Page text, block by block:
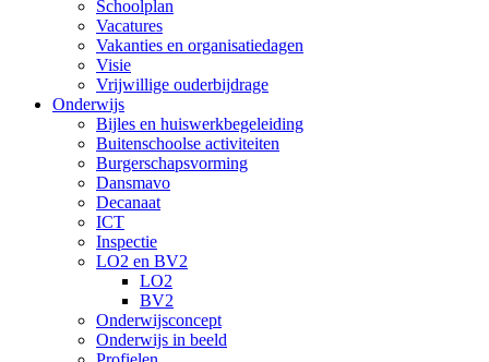
Schoolplan
Vacatures
Vakanties en organisatiedagen
Visie
Vrijwillige ouderbijdrage
Onderwijs
Bijles en huiswerkbegeleiding
Buitenschoolse activiteiten
Burgerschapsvorming
Dansmavo
Decanaat
ICT
Inspectie
LO2 en BV2
LO2
BV2
Onderwijsconcept
Onderwijs in beeld